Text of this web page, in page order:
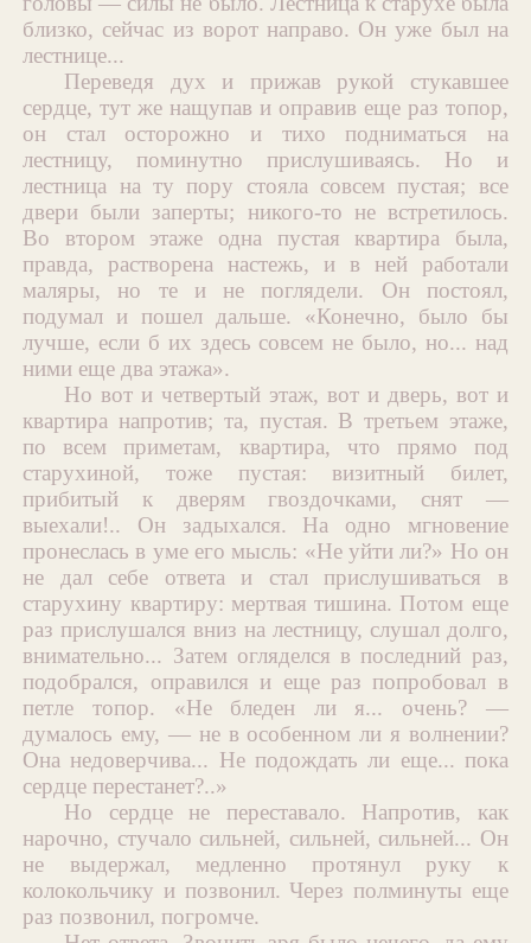
близко, сейчас из ворот направо. Он уже был на
лестнице...
Переведя дух и прижав рукой стукавшее
сердце, тут же нащупав и оправив еще раз топор,
он стал осторожно и тихо подниматься на
лестницу, поминутно прислушиваясь. Но и
лестница на ту пору стояла совсем пустая; все
двери были заперты; никого-то не встретилось.
Во втором этаже одна пустая квартира была,
правда, растворена настежь, и в ней работали
маляры, но те и не поглядели. Он постоял,
подумал и пошел дальше. «Конечно, было бы
лучше, если б их здесь совсем не было, но... над
ними еще два этажа».
Но вот и четвертый этаж, вот и дверь, вот и
квартира напротив; та, пустая. В третьем этаже,
по всем приметам, квартира, что прямо под
старухиной, тоже пустая: визитный билет,
прибитый к дверям гвоздочками, снят —
выехали!.. Он задыхался. На одно мгновение
пронеслась в уме его мысль: «Не уйти ли?» Но он
не дал себе ответа и стал прислушиваться в
старухину квартиру: мертвая тишина. Потом еще
раз прислушался вниз на лестницу, слушал долго,
внимательно... Затем огляделся в последний раз,
подобрался, оправился и еще раз попробовал в
петле топор. «Не бледен ли я... очень? —
думалось ему, — не в особенном ли я волнении?
Она недоверчива... Не подождать ли еще... пока
сердце перестанет?..»
Но сердце не переставало. Напротив, как
нарочно, стучало сильней, сильней, сильней... Он
не выдержал, медленно протянул руку к
колокольчику и позвонил. Через полминуты еще
раз позвонил, погромче.